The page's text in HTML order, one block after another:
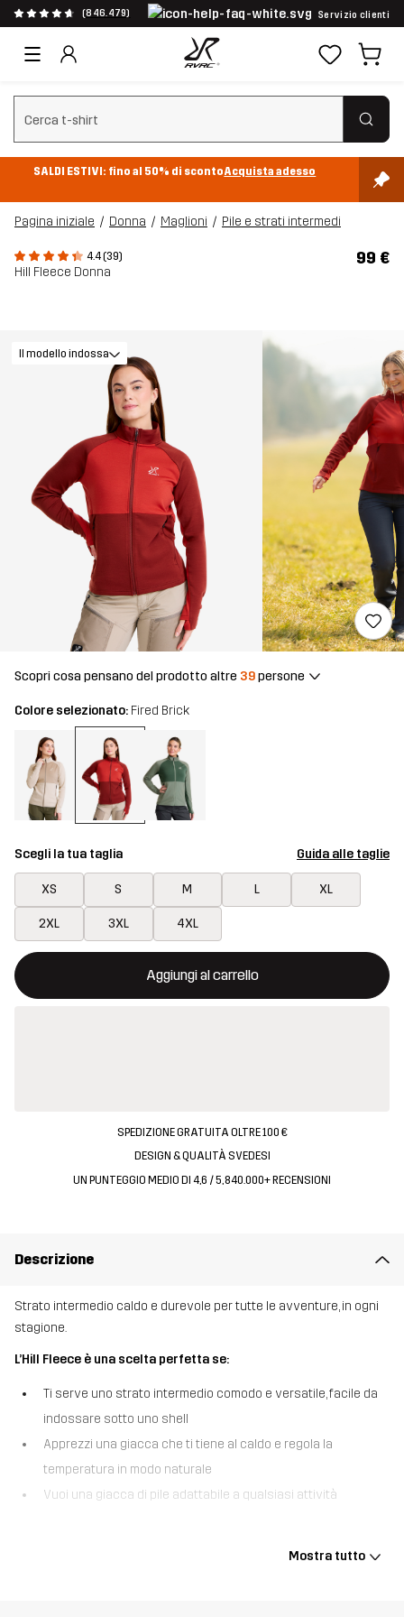
(846.479) Servizio clienti
Cancella ricerca
SALDI ESTIVI: fino al 50% di scontoAcquista adesso
Pagina iniziale Donna Maglioni Pile e strati intermedi
4.4 (39)
Hill Fleece Donna
99 €
Il modello indossa
Scopri cosa pensano del prodotto altre 39persone
Colore selezionato: Fired Brick
Scegli la tua taglia Guida alle taglie
XS S M L XL
2XL 3XL 4XL
Aggiungi al carrello
Questo tasto aprirà una finestra modale per confermare un
{{size}} non disponibile
SPEDIZIONE GRATUITA OLTRE 100 €
DESIGN & QUALITÀ SVEDESI
UN PUNTEGGIO MEDIO DI 4,6 / 5, 840.000+ RECENSIONI
Descrizione
Strato intermedio caldo e durevole per tutte le avventure, in ogni
stagione.
L’Hill Fleece è una scelta perfetta se:
Ti serve uno strato intermedio comodo e versatile, facile da
indossare sotto uno shell
Apprezzi una giacca che ti tiene al caldo e regola la
temperatura in modo naturale
Vuoi una giacca di pile adattabile a qualsiasi attività
del poliestere, creando uno strato tanto pratico quantoMostra tutto